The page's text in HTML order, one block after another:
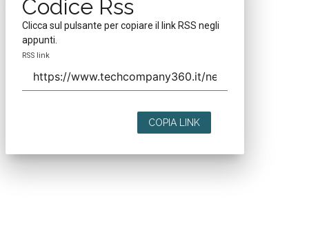
Codice Rss
Clicca sul pulsante per copiare il link RSS negli
appunti.
RSS link
COPIA LINK